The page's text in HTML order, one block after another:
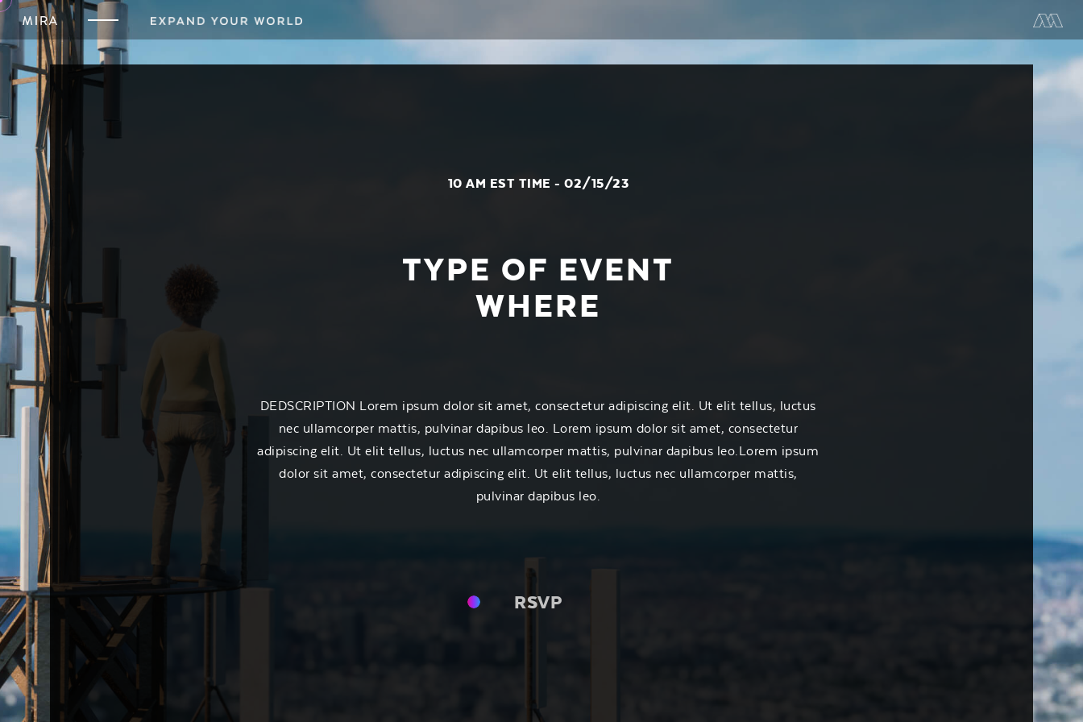
10 AM EST TIME - 02/15/23
TYPE OF EVENT
WHERE
DEDSCRIPTION Lorem ipsum dolor sit amet, consectetur adipiscing elit. Ut elit tellus, luctus
nec ullamcorper mattis, pulvinar dapibus leo. Lorem ipsum dolor sit amet, consectetur
adipiscing elit. Ut elit tellus, luctus nec ullamcorper mattis, pulvinar dapibus leo. Lorem ipsum
dolor sit amet, consectetur adipiscing elit. Ut elit tellus, luctus nec ullamcorper mattis,
pulvinar dapibus leo.
RSVP